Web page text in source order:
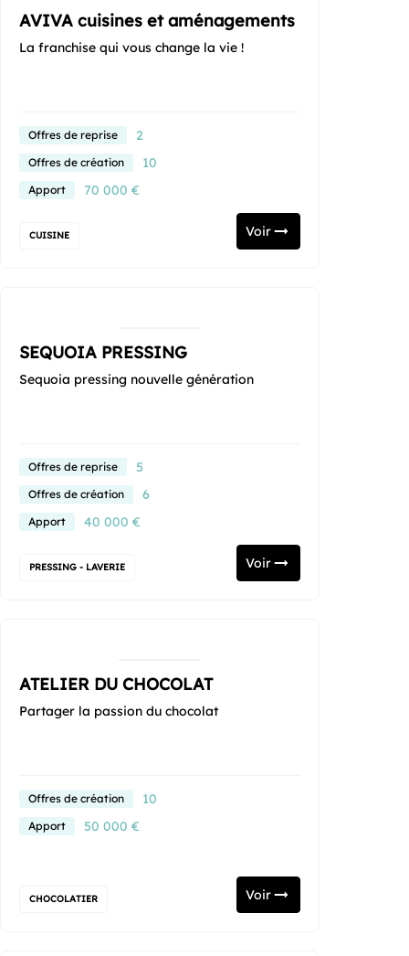
AVIVA cuisines et aménagements
La franchise qui vous change la vie !
Offres de reprise 2
Offres de création 10
Apport 70 000 €
CUISINE Voir
SEQUOIA PRESSING
Sequoia pressing nouvelle génération
Offres de reprise 5
Offres de création 6
Apport 40 000 €
PRESSING - LAVERIE Voir
ATELIER DU CHOCOLAT
Partager la passion du chocolat
Offres de création 10
Apport 50 000 €
CHOCOLATIER Voir